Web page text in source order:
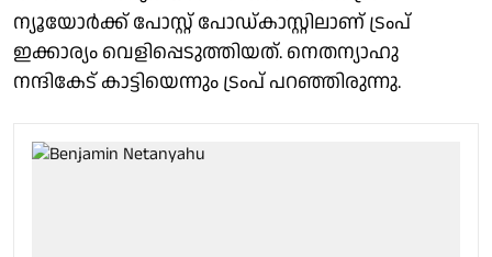
ന്യൂയോര്‍ക്ക് പോസ്റ്റ് പോഡ്കാസ്റ്റിലാണ് ട്രംപ്
ഇക്കാര്യം വെളിപ്പെടുത്തിയത്. നെതന്യാഹു
നന്ദികേട് കാട്ടിയെന്നും ട്രംപ് പറഞ്ഞിരുന്നു.